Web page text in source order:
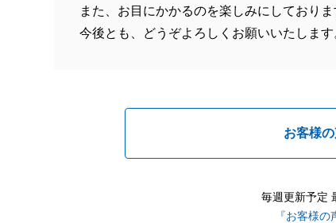
また、お目にかかるのを楽しみにしておりま
今後とも、どうぞよろしくお願いいたします
お客様
毎週更新予定
『お客様